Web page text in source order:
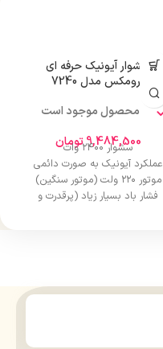
سشوار آیونیک حرفه ای
پرومکس مدل 7240
محصول موجود است
9,484,500تومان
سشوار ۲۴۰۰ وات
عملکرد آیونیک به صورت دائمی
موتور ۲۲۰ ولت (موتور سنگین)
فشار باد بسیار زیاد (پرقدرت و
۳ حالت کنترل حرارت (سرد، ملایم،